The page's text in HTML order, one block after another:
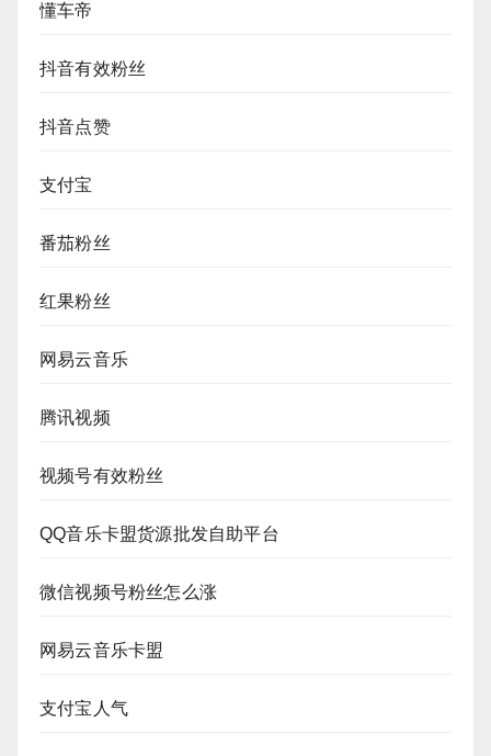
懂车帝
抖音有效粉丝
抖音点赞
支付宝
番茄粉丝
红果粉丝
网易云音乐
腾讯视频
视频号有效粉丝
QQ音乐卡盟货源批发自助平台
微信视频号粉丝怎么涨
网易云音乐卡盟
支付宝人气